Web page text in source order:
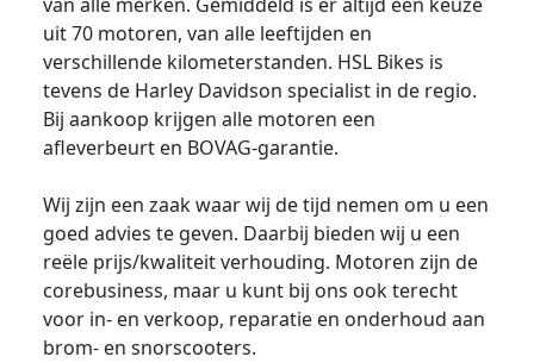
uit 70 motoren, van alle leeftijden en
verschillende kilometerstanden. HSL Bikes is
tevens de Harley Davidson specialist in de regio.
Bij aankoop krijgen alle motoren een
afleverbeurt en BOVAG-garantie.
Wij zijn een zaak waar wij de tijd nemen om u een
goed advies te geven. Daarbij bieden wij u een
reële prijs/kwaliteit verhouding. Motoren zijn de
corebusiness, maar u kunt bij ons ook terecht
voor in- en verkoop, reparatie en onderhoud aan
brom- en snorscooters.